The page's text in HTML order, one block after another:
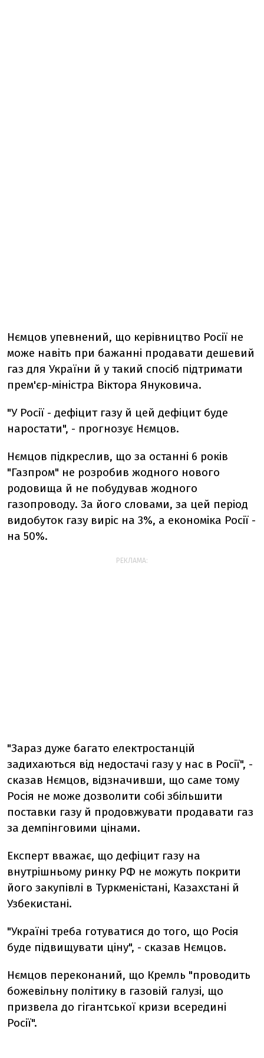
Нємцов упевнений, що керівництво Росії не
може навіть при бажанні продавати дешевий
газ для України й у такий спосіб підтримати
прем'єр-міністра Віктора Януковича.
"У Росії - дефіцит газу й цей дефіцит буде
наростати", - прогнозує Нємцов.
Нємцов підкреслив, що за останні 6 років
"Газпром" не розробив жодного нового
родовища й не побудував жодного
газопроводу. За його словами, за цей період
видобуток газу виріс на 3%, а економіка Росії -
на 50%.
РЕКЛАМА:
"Зараз дуже багато електростанцій
задихаються від недостачі газу у нас в Росії", -
сказав Нємцов, відзначивши, що саме тому
Росія не може дозволити собі збільшити
поставки газу й продовжувати продавати газ
за демпінговими цінами.
Експерт вважає, що дефіцит газу на
внутрішньому ринку РФ не можуть покрити
його закупівлі в Туркменістані, Казахстані й
Узбекистані.
"Україні треба готуватися до того, що Росія
буде підвищувати ціну", - сказав Нємцов.
Нємцов переконаний, що Кремль "проводить
божевільну політику в газовій галузі, що
призвела до гігантської кризи всередині
Росії".